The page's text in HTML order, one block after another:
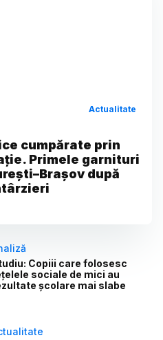
Actualitate
cumpărate prin
Primele garnituri
după
Copiii care folosesc
sociale de mici au
școlare mai slabe